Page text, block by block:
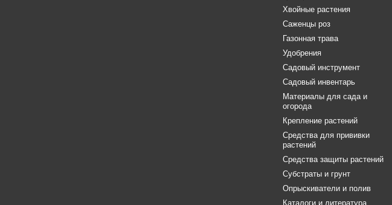
Хвойные растения
Саженцы роз
Газонная трава
Удобрения
Садовый инструмент
Садовый инвентарь
Материалы для сада и
огорода
Крепление растений
Средства для прививки
растений
Средства защиты растений
Субстраты и грунт
Опрыскиватели и полив
Каталоги и литература